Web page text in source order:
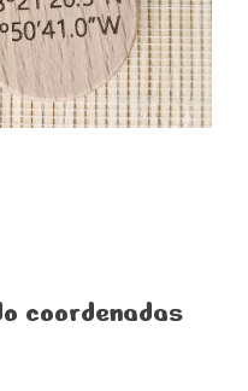
coordenadas